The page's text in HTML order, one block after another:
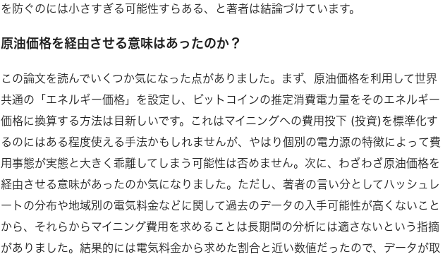
を防ぐのには小さすぎる可能性すらある、と著者は結論づけています。
原油価格を経由させる意味はあったのか？
この論文を読んでいくつか気になった点がありました。まず、原油価格を利用して世界
共通の「エネルギー価格」を設定し、ビットコインの推定消費電力量をそのエネルギー
価格に換算する方法は目新しいです。これはマイニングへの費用投下 (投資)を標準化す
るのにはある程度使える手法かもしれませんが、やはり個別の電力源の特徴によって費
用事態が実態と大きく乖離してしまう可能性は否めません。次に、わざわざ原油価格を
経由させる意味があったのか気になりました。ただし、著者の言い分としてハッシュレ
ートの分布や地域別の電気料金などに関して過去のデータの入手可能性が高くないこと
から、それらからマイニング費用を求めることは長期間の分析には適さないという指摘
がありました。結果的には電気料金から求めた割合と近い数値だったので、データが取